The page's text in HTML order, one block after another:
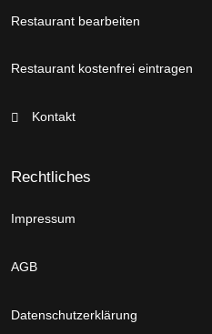
Restaurant bearbeiten
Restaurant kostenfrei eintragen
Kontakt
Rechtliches
Impressum
AGB
Datenschutzerklärung